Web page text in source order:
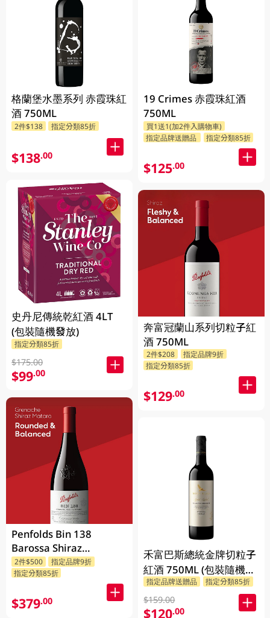
格蘭堡水墨系列 赤霞珠紅
酒 750ML
2件$138 指定分類85折
$138.00
史丹尼傳統乾紅酒 4LT
(包裝隨機發放)
指定分類85折
$175.00
$99.00
Penfolds Bin 138
Barossa Shiraz
Grenache Mataro
750ML
2件$500
指定品牌9折
指定分類85折
$379.00
19 Crimes 赤霞珠紅酒
750ML
買1送1(加2件入購物車)
指定品牌送贈品
指定分類85折
$125.00
奔富冠蘭山系列切粒子紅
酒 750ML
2件$208
指定品牌9折
指定分類85折
$129.00
禾富巴斯總統金牌切粒子
紅酒 750ML (包裝隨機發
放)
指定品牌送贈品 指定分類85折
$159.00
$120.00